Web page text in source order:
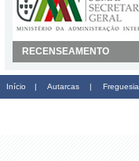
RECENSEAMENTO
Início | Autarcas | Freguesia